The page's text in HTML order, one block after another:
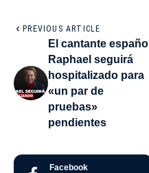
PREVIOUS ARTICLE
El cantante español
Raphael seguirá
hospitalizado para
«un par de
pruebas»
pendientes
Facebook